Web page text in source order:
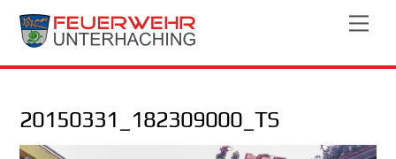
Skip
20150331_182309000_TS